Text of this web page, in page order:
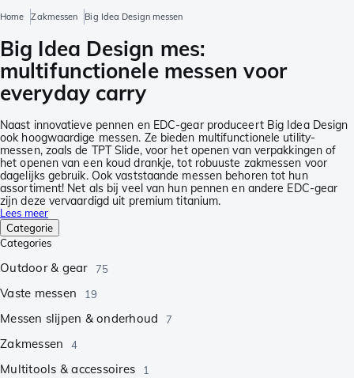
Home Zakmessen Big Idea Design messen
Big Idea Design mes:
multifunctionele messen voor
everyday carry
Naast innovatieve pennen en EDC-gear produceert Big Idea Design
ook hoogwaardige messen. Ze bieden multifunctionele utility-
messen, zoals de TPT Slide, voor het openen van verpakkingen of
het openen van een koud drankje, tot robuuste zakmessen voor
dagelijks gebruik. Ook vaststaande messen behoren tot hun
assortiment! Net als bij veel van hun pennen en andere EDC-gear
zijn deze vervaardigd uit premium titanium.
Lees meer
Categorie
Categories
Outdoor & gear 75
Vaste messen 19
Messen slijpen & onderhoud 7
Zakmessen 4
Multitools & accessoires 1